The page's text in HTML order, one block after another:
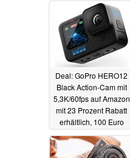
Deal: GoPro HERO12
Black Action-Cam mit
5,3K/60fps auf Amazon
mit 23 Prozent Rabatt
erhältlich, 100 Euro
03.06.2024